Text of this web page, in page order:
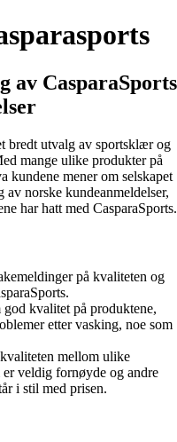
av CasparaSports
bredt utvalg av sportsklær og
mange ulike produkter på
kundene mener om selskapet
av norske kundeanmeldelser,
har hatt med CasparaSports.
på kvaliteten og
kvalitet på produktene,
etter vasking, noe som
mellom ulike
veldig fornøyde og andre
i stil med prisen.